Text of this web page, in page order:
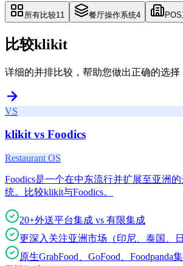
所有比较11 餐厅操作系统4
比较klikit
详细的并排比较，帮助您做出正确的选择
VS
klikit vs Foodics
Restaurant OS
Foodics是一个在中东流行并扩展至亚洲
统。比较klikit与Foodics。
20+外送平台集成 vs 有限集成
更深入关注亚洲市场（印尼、泰国、
原生GrabFood、GoFood、Foodpanda